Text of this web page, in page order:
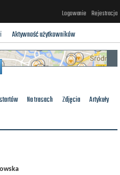
Logowanie Rejestracja
Aktywność użytkowników
Na trasach Zdjęcia
Artykuły